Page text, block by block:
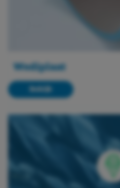
Wediplaat